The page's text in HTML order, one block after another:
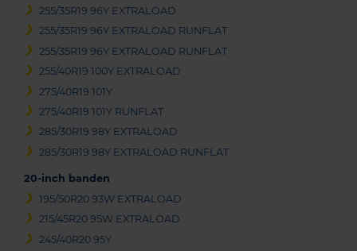
255/35R19 96Y EXTRALOAD
255/35R19 96Y EXTRALOAD RUNFLAT
255/35R19 96Y EXTRALOAD RUNFLAT
255/40R19 100Y EXTRALOAD
275/40R19 101Y
275/40R19 101Y RUNFLAT
285/30R19 98Y EXTRALOAD
285/30R19 98Y EXTRALOAD RUNFLAT
20-inch banden
195/50R20 93W EXTRALOAD
215/45R20 95W EXTRALOAD
245/40R20 95Y